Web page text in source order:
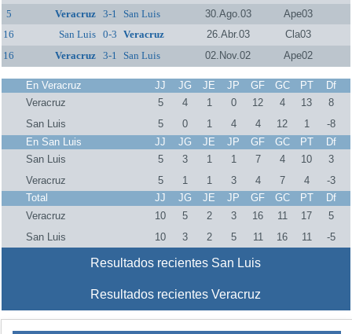
5
Veracruz 3-1 San Luis 30.Ago.03
Ape03
16
San Luis 0-3 Veracruz 26.Abr.03
Cla03
16
Veracruz 3-1 San Luis 02.Nov.02 Ape02
En Veracruz JJ JG JE JP GF GC PT
Df
Veracruz
5 4 1 0 12 4 13
8
San Luis
5 0 1 4 4 12 1
-8
En San Luis
JJ JG JE JP GF GC PT
Df
San Luis
5 3 1 1 7 4 10
3
Veracruz
5 1 1 3 4 7 4
-3
Total
JJ JG JE JP GF GC PT
Df
Veracruz
10 5 2 3 16 11 17
5
San Luis
10 3 2 5 11 16 11 -5
Resultados recientes San Luis
Resultados recientes Veracruz